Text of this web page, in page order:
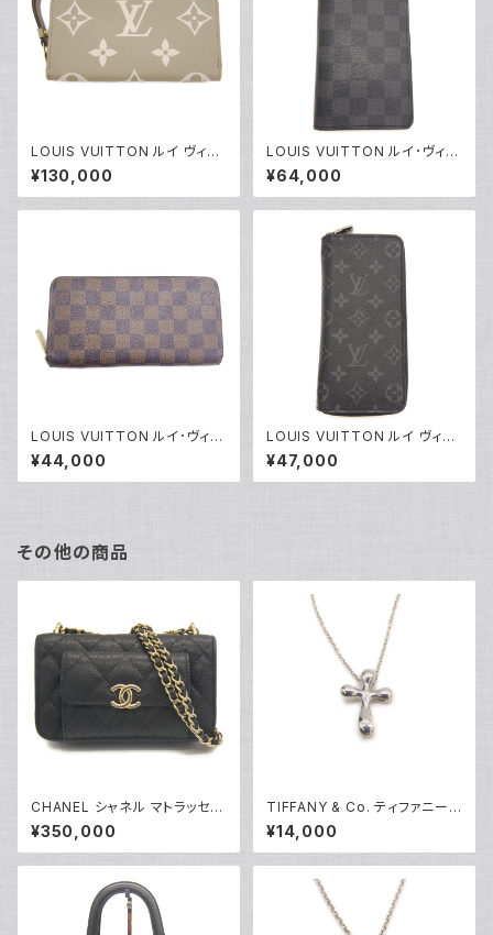
LOUIS VUITTON ルイ ヴィト
ン ジッピー・ウォレット モノグラ
ム アンプラント 長財布 トゥルト
レールクレーム M69794 Y04
¥130,000
LOUIS VUITTON ルイ･ヴィト
ン 長財布 ダミエ グラフィット ポ
ルトフォイユ・ブラザ N62665 Y
05199
¥64,000
LOUIS VUITTON ルイ･ヴィト
ン 長財布 N60015 ダミエ・エ
ベヌ ジッピー・ウォレット ブラウ
ン Y05198
¥44,000
LOUIS VUITTON ルイ ヴィト
ン ジッピーウォレット ヴェルティ
カル モノグラム エクリプス 長財
布 M62295 Y04462
¥47,000
その他の商品
CHANEL シャネル マトラッセ
チェーンクラッチショルダーバッ
グ キャビアスキン ココマーク ブ
ラック AP2831 Y05223
¥350,000
TIFFANY & Co. ティファニー
エルサペレッティ スモールクロ
ス ペンダント ネックレス シルバ
ー925 アズキチェーン Y0523
¥14,000